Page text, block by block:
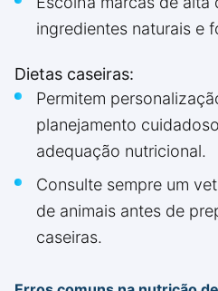
ingredientes naturais e
Dietas caseiras:
Permitem
planejamento
adequação nutricional.
Consulte sempre um
de animais antes de
caseiras.